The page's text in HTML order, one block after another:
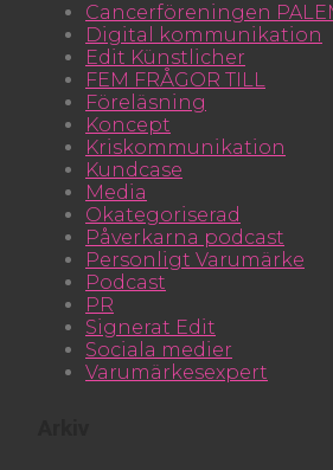
Cancerföreningen
Digital kommunikation
Edit Künstlicher
FEM FRÅGOR TILL
Föreläsning
Koncept
Kriskommunikation
Kundcase
Media
Okategoriserad
Påverkarna podcast
Personligt Varumärke
Podcast
PR
Signerat Edit
Sociala medier
Varumärkesexpert